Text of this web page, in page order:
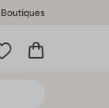
Boutiques